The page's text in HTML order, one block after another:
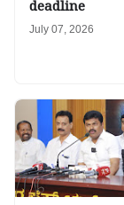
deadline
July 07, 2026